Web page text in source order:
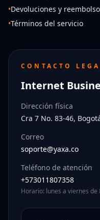
•Devoluciones y
•Términos del servicio
CONTACTO
Internet
Dirección física
Cra 7 No. 83-46,
Correo
soporte@yaxa.co
Teléfono de atención
+573011807358
Horario: lunes a viernes de